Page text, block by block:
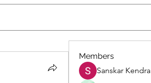
Members
Sanskar Kendra